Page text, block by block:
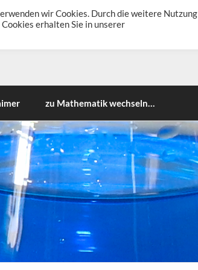
zu Mathematik wechseln…
wir Cookies. Durch die weitere Nutzung
erhalten Sie in unserer